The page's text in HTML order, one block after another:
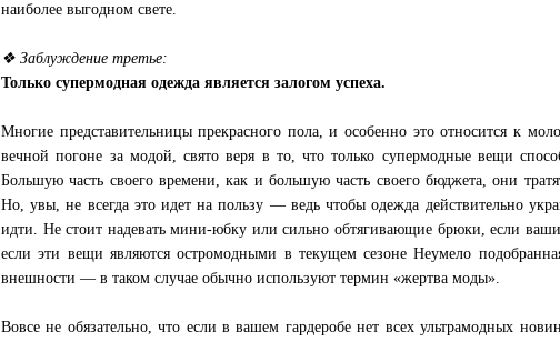
наиболее выгодном свете.
❖ Заблуждение третье:
Только супермодная одежда является залогом успеха.
Многие представительницы прекрасного пола, и особенно это относится к
вечной погоне за модой, свято веря в то, что только супермодные вещи
Большую часть своего времени, как и большую часть своего бюджета, они
Но, увы, не всегда это идет на пользу — ведь чтобы одежда действительно
идти. Не стоит надевать мини-юбку или сильно обтягивающие брюки, если
если эти вещи являются остромодными в текущем сезоне Неумело
внешности — в таком случае обычно используют термин «жертва моды».
Вовсе не обязательно, что если в вашем гардеробе нет всех ультрамодных